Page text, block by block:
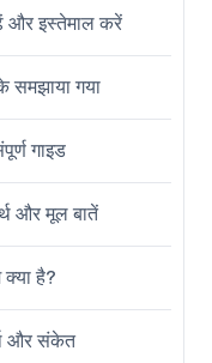
और इस्तेमाल करें
समझाया गया
गाइड
और मूल बातें
है?
और संकेत